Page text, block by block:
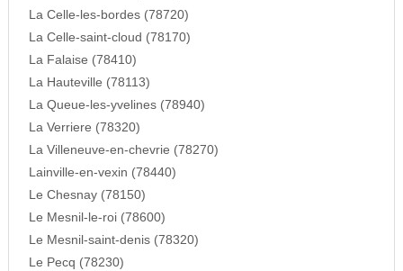
La Celle-les-bordes (78720)
La Celle-saint-cloud (78170)
La Falaise (78410)
La Hauteville (78113)
La Queue-les-yvelines (78940)
La Verriere (78320)
La Villeneuve-en-chevrie (78270)
Lainville-en-vexin (78440)
Le Chesnay (78150)
Le Mesnil-le-roi (78600)
Le Mesnil-saint-denis (78320)
Le Pecq (78230)